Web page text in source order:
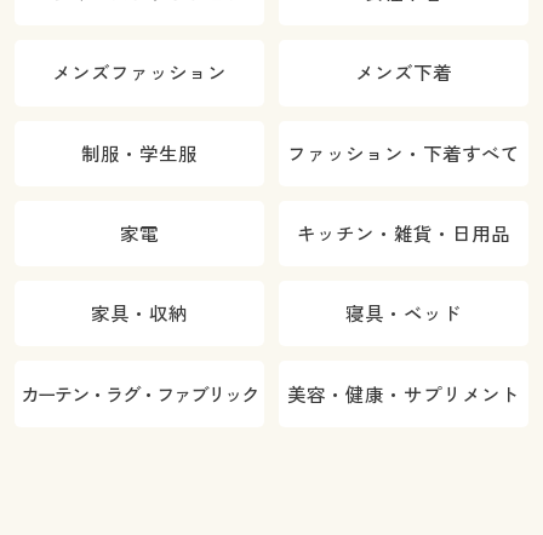
メンズファッション メンズ下着
制服・学生服 ファッション・下着すべて
家電 キッチン・雑貨・日用品
家具・収納 寝具・ベッド
カーテン・ラグ・ファブリック 美容・健康・サプリメント